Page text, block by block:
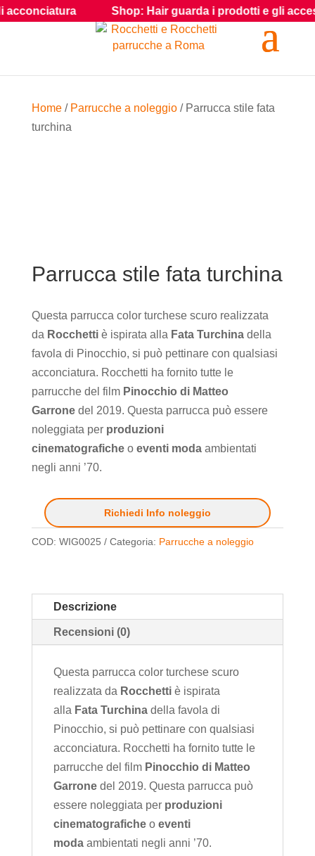
Home/ Parrucche a noleggio/ Parrucca stile fata
turchina
Parrucca stile fata turchina
Questa parrucca color turchese scuro realizzata
da Rocchettiè ispirata alla Fata Turchinadella
favola di Pinocchio, si può pettinare con qualsiasi
acconciatura. Rocchetti ha fornito tutte le
parrucche del film Pinocchio di Matteo
Garronedel 2019. Questa parrucca può essere
noleggiata per produzioni
cinematograficheo eventi modaambientati
negli anni ’70.
Richiedi Info noleggio
COD: WIG0025 Categoria: Parrucche a noleggio
Descrizione
Recensioni (0)
Questa parrucca color turchese scuro
realizzata da Rocchettiè ispirata
alla Fata Turchinadella favola di
Pinocchio, si può pettinare con qualsiasi
acconciatura. Rocchetti ha fornito tutte le
parrucche del film Pinocchio di Matteo
Garronedel 2019. Questa parrucca può
essere noleggiata per produzioni
cinematograficheo eventi
modaambientati negli anni ’70.
Shop: Hair guarda i prodotti e gli